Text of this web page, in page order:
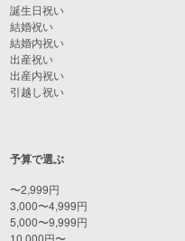
誕生日祝い
結婚祝い
結婚内祝い
出産祝い
出産内祝い
引越し祝い
予算で選ぶ
〜2,999円
3,000〜4,999円
5,000〜9,999円
10,000円〜